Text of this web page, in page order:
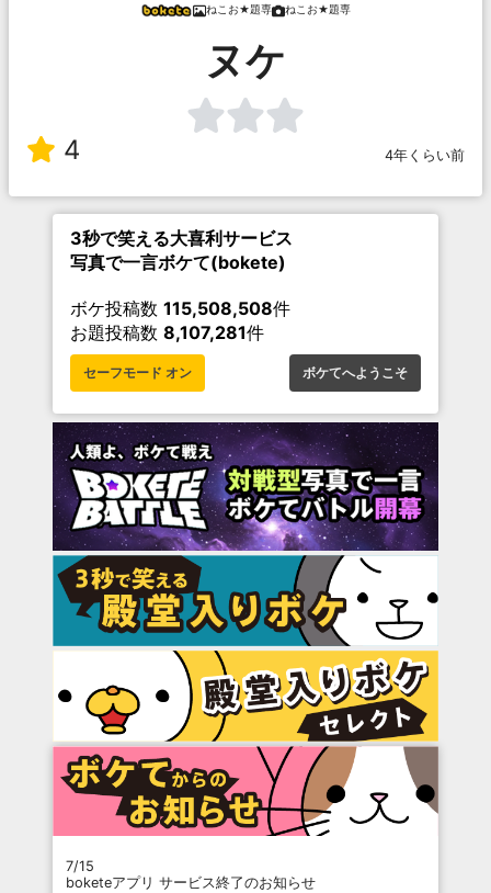
ねこお★題専 ねこお★題専
ヌケ
4 4年くらい前
3秒で笑える大喜利サービス
写真で一言ボケて(bokete)
ボケ投稿数 115,508,508件
お題投稿数 8,107,281件
セーフモード オン ボケてへようこそ
7/15
boketeアプリ サービス終了のお知らせ